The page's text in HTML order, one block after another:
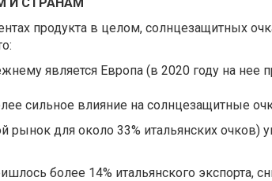
продукта в целом, солнцезащитных
является Европа (в 2020 году на нее
сильное влияние на солнцезащитные
рынок для около 33% итальянских очков)
более 14% итальянского экспорта,